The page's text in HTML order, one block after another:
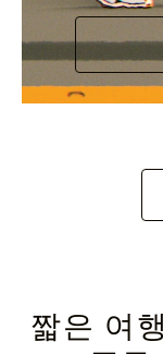
짧은 여